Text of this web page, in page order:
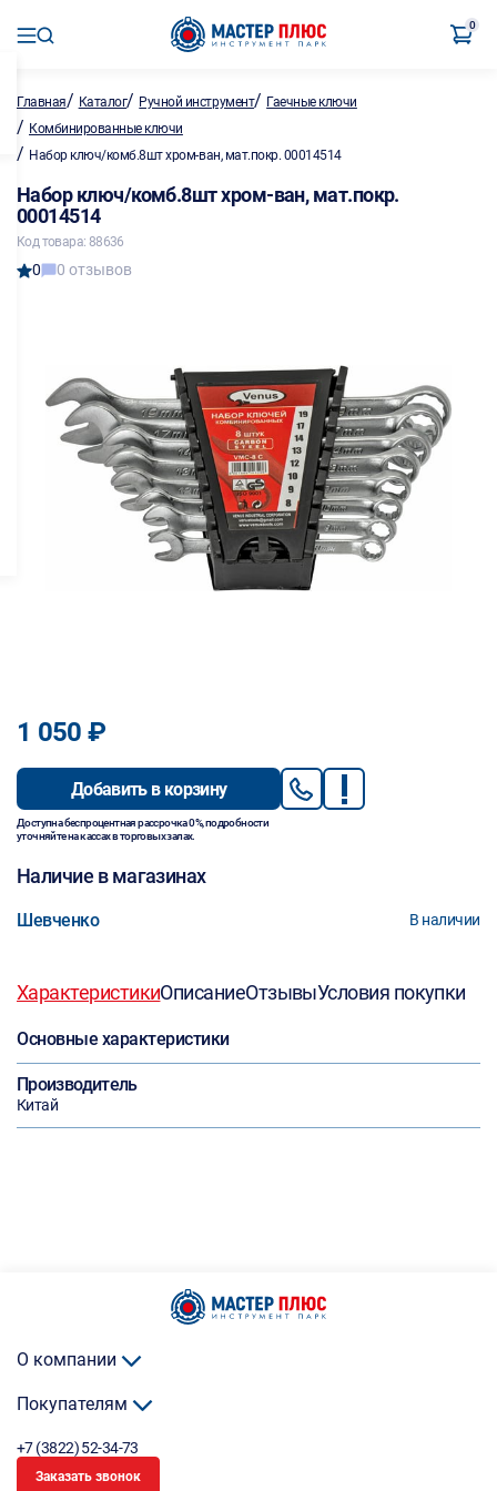
0
Главная/ Каталог/ Ручной инструмент/ Гаечные ключи
/ Комбинированные ключи
/ Набор ключ/комб.8шт хром-ван, мат.покр. 00014514
Набор ключ/комб.8шт хром-ван, мат.покр.
00014514
Код товара: 88636
0 0 отзывов
1 050 ₽
Добавить в корзину
Доступна беспроцентная рассрочка 0%, подробности
уточняйте на кассах в торговых залах.
Наличие в магазинах
Шевченко В наличии
ХарактеристикиОписаниеОтзывыУсловия покупки
Основные характеристики
Производитель
Китай
О компании
Покупателям
+7 (3822) 52-34-73
Заказать звонок